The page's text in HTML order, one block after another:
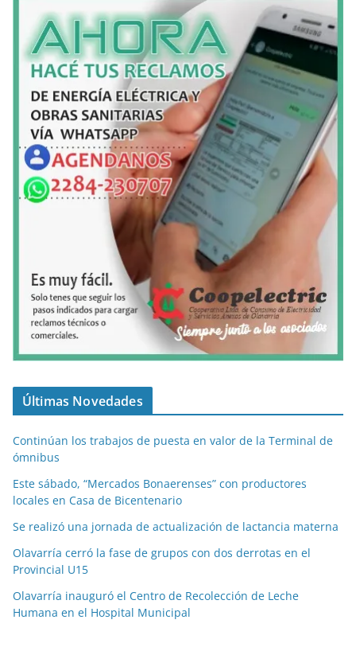
Últimas Novedades
Continúan los trabajos de puesta en valor de la Terminal de
ómnibus
Este sábado, “Mercados Bonaerenses” con productores
locales en Casa de Bicentenario
Se realizó una jornada de actualización de lactancia materna
Olavarría cerró la fase de grupos con dos derrotas en el
Provincial U15
Olavarría inauguró el Centro de Recolección de Leche
Humana en el Hospital Municipal